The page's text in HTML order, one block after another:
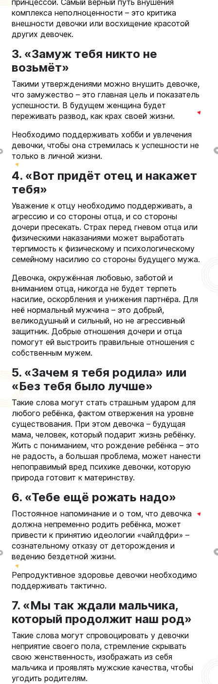
принцессой. Самый верный путь внушения
комплекса неполноценности – это критика
внешности девочки или восхищение красотой
других девочек.
3. «Замуж тебя никто не
возьмёт»
Такими утверждениями можно внушить девочке,
что замужество – это главная цель и показатель
успешности. В будущем женщина будет
переживать развод, как крах своей жизни.
Необходимо поддерживать хобби и увлечения
девочки, чтобы она стремилась к успешности не
только в личной жизни.
4. «Вот придёт отец и накажет
тебя»
Уважение к отцу необходимо поддерживать, а
агрессию и со стороны отца, и со стороны
дочери пресекать. Страх перед гневом отца или
физическими наказаниями может выработать
терпимость к физическому и психологическому
семейному насилию со стороны будущего мужа.
Девочка, окружённая любовью, заботой и
вниманием отца, никогда не будет терпеть
насилие, оскорбления и унижения партнёра. Для
неё нормальный мужчина – это добрый,
великодушный и сильный, но не агрессивный
защитник. Добрые отношения дочери и отца
помогут ей выстроить правильные отношения с
собственным мужем.
5. «Зачем я тебя родила» или
«Без тебя было лучше»
Такие слова могут стать страшным ударом для
любого ребёнка, фактом отвержения на уровне
существования. При этом девочка – будущая
мама, человек, который подарит жизнь ребёнку.
Жить с пониманием, что рождение ребёнка – это
не радость, а большая проблема, может нанести
непоправимый вред психике девочки, которую
природа готовит к материнству.
6. «Тебе ещё рожать надо»
Постоянное напоминание и о том, что девочка
должна непременно родить ребёнка, может
привести к принятию идеологии «чайлдфри» –
сознательному отказу от деторождения и
ведению бездетной жизни.
Репродуктивное здоровье девочки необходимо
поддерживать тактично.
7. «Мы так ждали мальчика,
который продолжит наш род»
Такие слова могут спровоцировать у девочки
неприятие своего пола, стремление скрывать
свою женственность, изображать из себя
мальчика и проявлять мужские качества, чтобы
угодить родителям.